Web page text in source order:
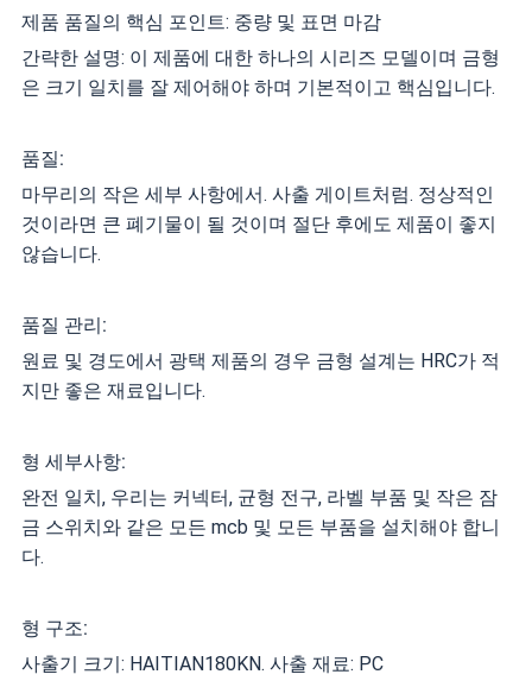
제품 품질의 핵심 포인트: 중량 및 표면 마감
간략한 설명: 이 제품에 대한 하나의 시리즈 모델이며 금형
은 크기 일치를 잘 제어해야 하며 기본적이고 핵심입니다.
품질:
마무리의 작은 세부 사항에서. 사출 게이트처럼. 정상적인
것이라면 큰 폐기물이 될 것이며 절단 후에도 제품이 좋지
않습니다.
품질 관리:
원료 및 경도에서 광택 제품의 경우 금형 설계는 HRC가 적
지만 좋은 재료입니다.
형 세부사항:
완전 일치, 우리는 커넥터, 균형 전구, 라벨 부품 및 작은 잠
금 스위치와 같은 모든 mcb 및 모든 부품을 설치해야 합니
다.
형 구조:
사출기 크기: HAITIAN180KN. 사출 재료: PC